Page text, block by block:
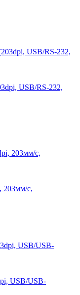
USB/RS-232,
203мм/с,
USB/USB-